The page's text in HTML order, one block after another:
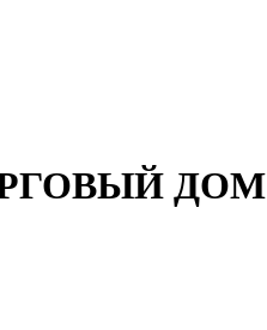
ДОМ